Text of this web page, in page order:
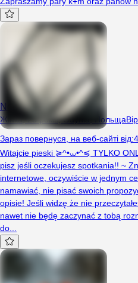
Noctyra
Жінка, 25 років, Gdynia, Польща
Зараз повернуся
на веб-сайті від:
Witajcie pieski ≽^•⩊•^≼ TYLKO
pisz jeśli oczekujesz spotkania!! ~
internetowe, oczywiście w jednym
namawiać, nie pisać swoich
opisie! Jeśli widzę że nie
nawet nie będę zaczynać z tobą
do...